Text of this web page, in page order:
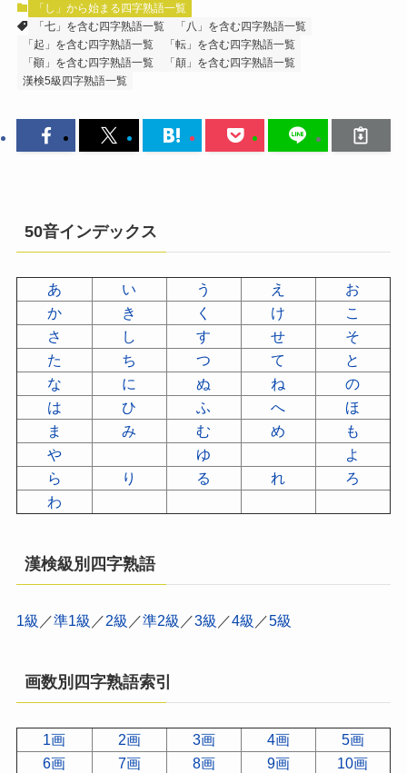
「し」から始まる四字熟語一覧
「七」を含む四字熟語一覧
「八」を含む四字熟語一覧
「起」を含む四字熟語一覧
「転」を含む四字熟語一覧
「顚」を含む四字熟語一覧
「顛」を含む四字熟語一覧
漢検5級四字熟語一覧
50音インデックス
あ い う え
お
か
き く け
こ
さ
し す せ
そ
た
ち つ て
と
な
に ぬ ね
の
は
ひ ふ へ
ほ
ま
み む め
も
や
ゆ
よ
ら
り る れ
ろ
わ
漢検級別四字熟語
1級 ／準1級 ／2級 ／準2級 ／3級 ／4級 ／5級
画数別四字熟語索引
1画 2画 3画 4画
5画
6画
7画 8画 9画
10画